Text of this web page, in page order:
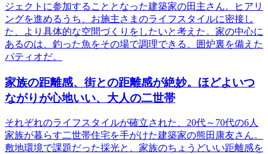
ジェクトに参加することとなった建築家の田主さん。ヒアリ
ングを進めるうち、お施主さまのライフスタイルに密接し
た、より具体的な空間づくりをしたいと考えた。家の中心に
あるのは、釣った魚をその場で調理できる、囲炉裏を備えた
パティオだ。
家族の距離感、街との距離感が絶妙。ほどよいつ
ながりが心地いい、大人の二世帯
それぞれのライフスタイルが確立された、20代～70代の6人
家族が暮らす二世帯住宅を手がけた建築家の熊田康友さん。
敷地環境で課題だった採光と、家族のちょうどいい距離感を